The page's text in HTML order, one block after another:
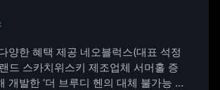
양한 혜택 제공 네오블럭스(대표 석정
드 스카치위스키 제조업체 서머홀 증
개발한 ‘더 브루디 헨의 대체 불가능 토